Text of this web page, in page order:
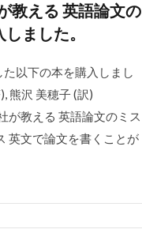
教える 英語論文の
ました。
以下の本を購入しまし
熊沢 美穂子 (訳)
が教える 英語論文のミス
英文で論文を書くことが